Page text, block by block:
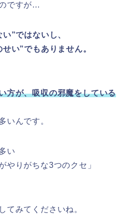
ですが…
”ではないし、
い”でもありません。
方が、吸収の邪魔をしている
いんです。
い
やりがちな3つのクセ」
てみてくださいね。